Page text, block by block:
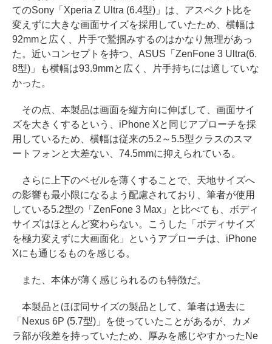
てのSony「Xperia Z Ultra (6.4型)」は、アスペクト比を
変えずに大きな画面サイズを採用していたため、横幅は
92mmと広く、片手で鷲掴みするのはかなり無理があっ
た。近いコンセプトを持つ、ASUS「ZenFone 3 Ultra(6.
8型)」も横幅は93.9mmと広く、片手持ちには適していな
かった。
その点、本製品は画面を縦方向に伸ばして、画面サイ
ズを大きくするという、iPhone Xと同じアプローチを採
用しているため、横幅は従来の5.2～5.5型クラスのスマ
ートフォンと大差ない、74.5mmに抑えられている。
さらに上下のベゼルを薄くすることで、天地サイズへ
の影響も最小限になるよう配慮されており、筆者が使用
している5.2型の「ZenFone 3 Max」と比べても、ボディ
サイズはほとんど変わらない。こうした「ボディサイズ
を極力変えずに大画面化」というアプローチは、iPhone
Xにも通じるものを感じる。
また、本体が薄く感じられるのも特徴だ。
本製品とほぼ同サイズの製品として、筆者は過去に
「Nexus 6P (5.7型)」を使っていたことがあるが、カメ
ラ部が段差を持っていたため、厚みを感じやすかったNe